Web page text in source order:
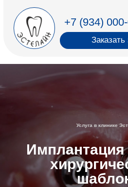
+7 (934) 000-09-33
‎ ‎ ‎ ‎ Заказать звонок
Услуга в клинике
Имплантация